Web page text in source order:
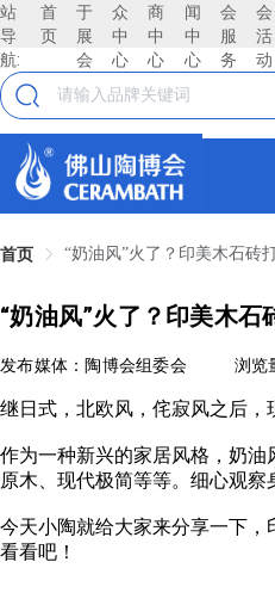
站
导
航:
首
页
于
展
会
众
中
心
商
中
心
闻
中
心
会
服
务
会
活
动
首页 “奶油风”火了？印美木石砖
“奶油风”火了？印美木石
发布媒体：陶博会组委会 浏览
继日式，北欧风，侘寂风之后
作为一种新兴的家居风格，奶
原木、现代极简等等。细心观
今天小陶就给大家来分享一下
看看吧！